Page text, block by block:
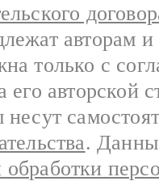
авторам
только с
его авторской
несут
.